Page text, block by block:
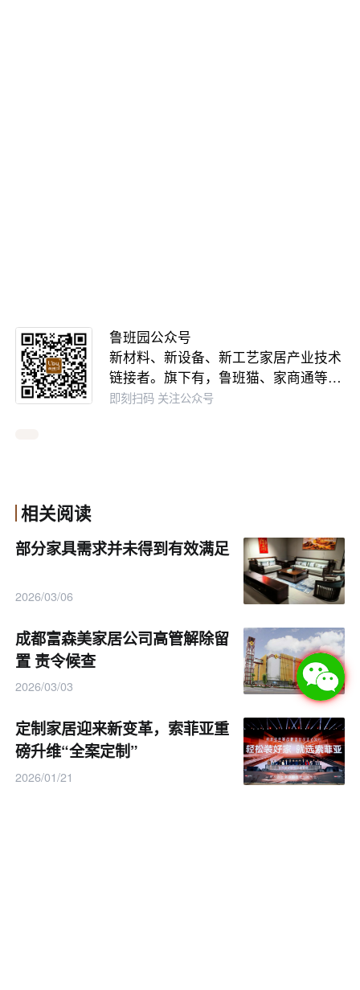
鲁班园公众号
新材料、新设备、新工艺家居产业技术
链接者。旗下有，鲁班猫、家商通等…
即刻扫码 关注公众号
相关阅读
部分家具需求并未得到有效满足
2026/03/06
成都富森美家居公司高管解除留
置 责令候查
2026/03/03
定制家居迎来新变革，索菲亚重
磅升维“全案定制”
2026/01/21